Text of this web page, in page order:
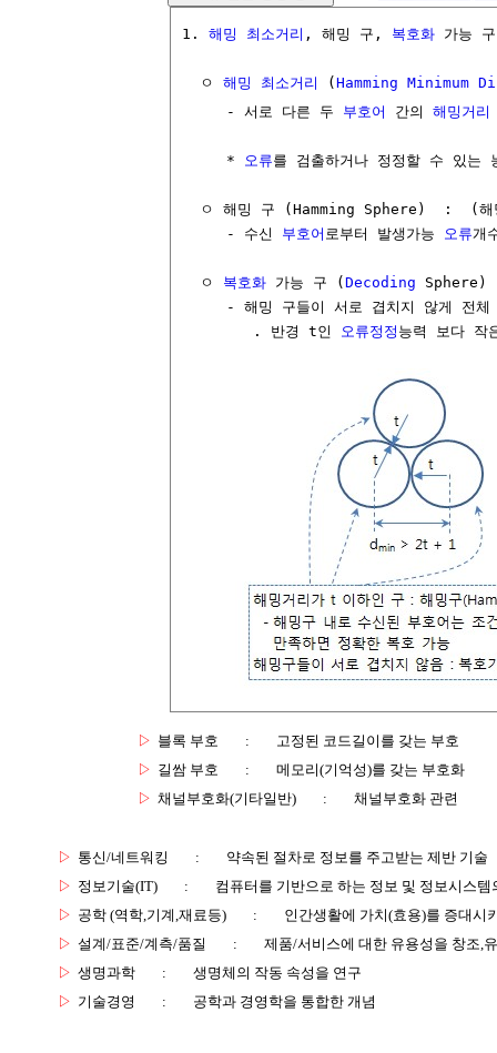
1. 해밍 최소거리 , 해밍 구, 복호화 가능 구
  ㅇ
해밍 최소거리 (Hamming Minimum
     - 서로 다른 두
부호어 간의 해밍거리
     *
오류를 검출하거나 정정할 수 있는
ㅇ 해밍 구 (Hamming Sphere)  :  (
     - 수신
부호어 로부터 발생가능 오류개
  ㅇ
복호화 가능 구 ( Decoding
- 해밍 구들이 서로 겹치지 않게 전
        . 반경 t인
오류정정 능력 보다 작
▷ 블록 부호 :
고정된 코드길이를 갖는 부호
▷ 길쌈 부호 :
메모리(기억성)를 갖는 부호화
▷ 채널부호화(기타일반) : 채널부호화 관련
▷ 통신/네트워킹 :
약속된 절차로 정보를 주고받는 제반 기술
▷ 정보기술(IT) :
컴퓨터를 기반으로 하는 정보 및 정보시스템
▷ 공학 (역학,기계,재료등) :
인간생활에 가치(효용)를 증대시
▷ 설계/표준/계측/품질 :
제품/서비스에 대한 유용성을 창조,
▷ 생명과학 :
생명체의 작동 속성을 연구
▷ 기술경영 : 공학과 경영학을 통합한 개념